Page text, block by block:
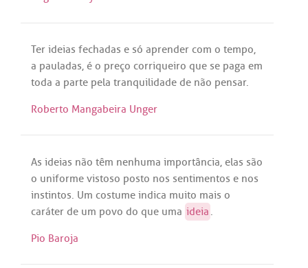
Ter ideias fechadas e só aprender com o tempo,
a pauladas, é o preço corriqueiro que se paga em
toda a parte pela tranquilidade de não pensar.
Roberto Mangabeira Unger
As ideias não têm nenhuma importância, elas são
o uniforme vistoso posto nos sentimentos e nos
instintos. Um costume indica muito mais o
caráter de um povo do que uma ideia .
Pio Baroja